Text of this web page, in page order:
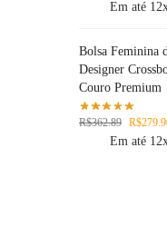
Em até
Bolsa Feminina
Designer
Couro Premium
R$362.89 R$
Em até